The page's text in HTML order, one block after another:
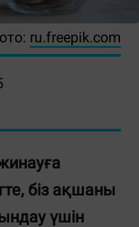
ru.freepik.com
біз ақшаны
үшін